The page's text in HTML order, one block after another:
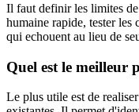
Il faut definir les limites
humaine rapide, tester les
qui echouent au lieu de
Quel est le meilleur
Le plus utile est de